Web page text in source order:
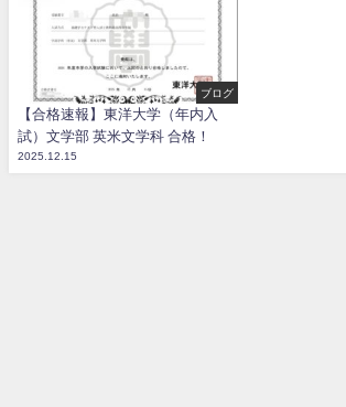
ブログ
【合格速報】東洋大学（年内入
試）文学部 英米文学科 合格！
2025.12.15